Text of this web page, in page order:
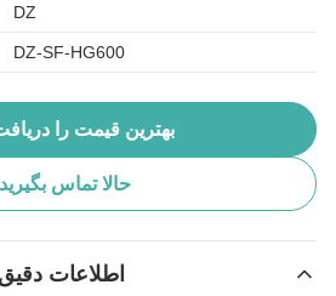
DZ
DZ-SF-HG600
بهترین قیمت را
حالا تماس بگیرید
اطلاعات دقیق